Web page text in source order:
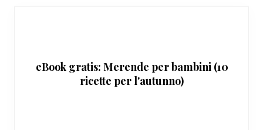
eBook gratis: Merende per bambini (10
ricette per l'autunno)